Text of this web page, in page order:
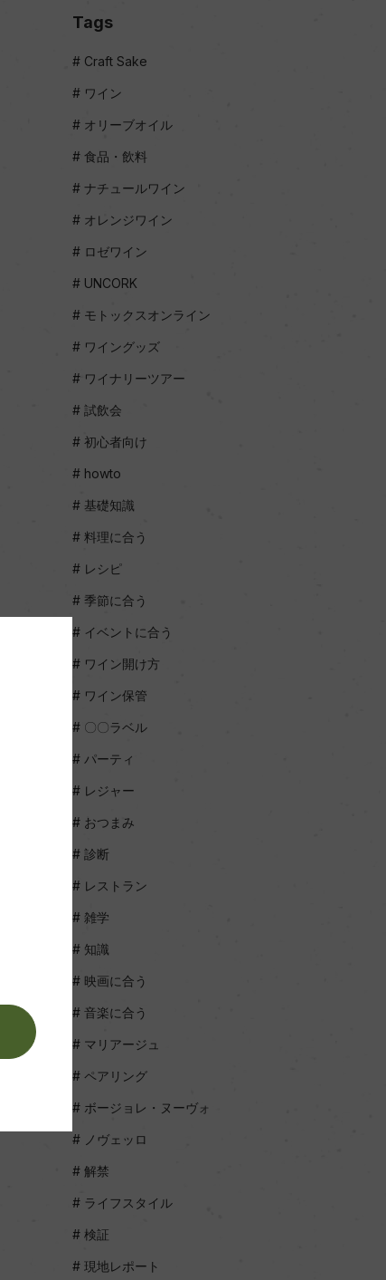
Tags
Craft Sake
ワイン
オリーブオイル
食品・飲料
ナチュールワイン
オレンジワイン
ロゼワイン
UNCORK
モトックスオンライン
ワイングッズ
ワイナリーツアー
試飲会
初心者向け
howto
基礎知識
料理に合う
レシピ
季節に合う
イベントに合う
ワイン開け方
ワイン保管
〇〇ラベル
パーティ
レジャー
おつまみ
診断
レストラン
雑学
知識
映画に合う
音楽に合う
マリアージュ
ペアリング
ボージョレ・ヌーヴォ
ノヴェッロ
解禁
ライフスタイル
検証
現地レポート